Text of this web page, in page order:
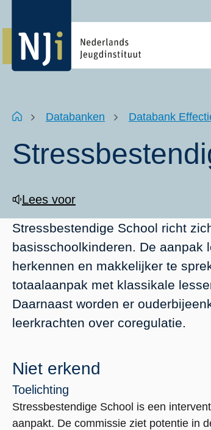
inhoud
Kruimelpad
HomeDatabanken Databank
Lees voor
Stressbestendige School richt
basisschoolkinderen. De aanpak
herkennen en makkelijker te
totaalaanpak met klassikale
Daarnaast worden er
leerkrachten over coregulatie.
Niet erkend
Toelichting
Stressbestendige School is een
aanpakt. De commissie ziet potentie in